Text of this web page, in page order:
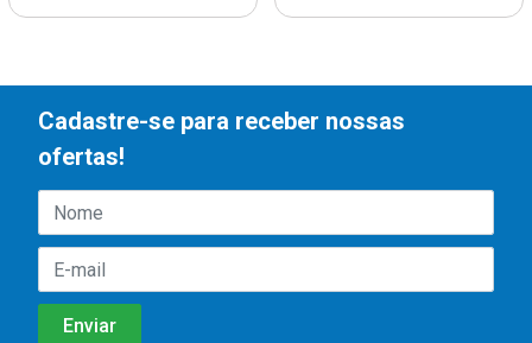
Cadastre-se para receber nossas
ofertas!